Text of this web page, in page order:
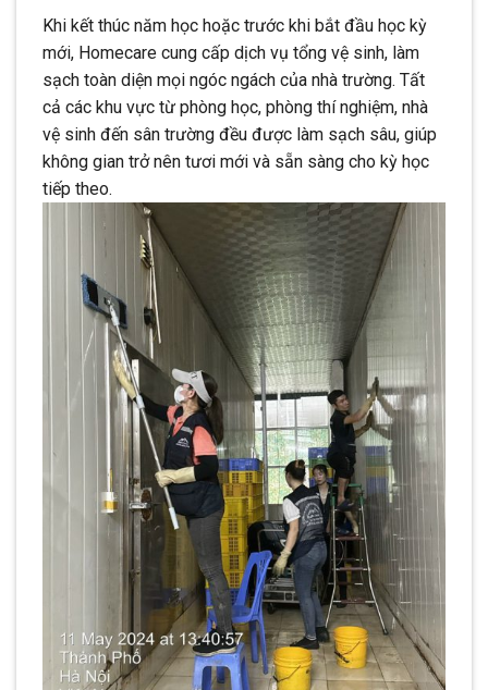
Khi kết thúc năm học hoặc trước khi bắt đầu học kỳ
mới, Homecare cung cấp dịch vụ tổng vệ sinh, làm
sạch toàn diện mọi ngóc ngách của nhà trường. Tất
cả các khu vực từ phòng học, phòng thí nghiệm, nhà
vệ sinh đến sân trường đều được làm sạch sâu, giúp
không gian trở nên tươi mới và sẵn sàng cho kỳ học
tiếp theo.